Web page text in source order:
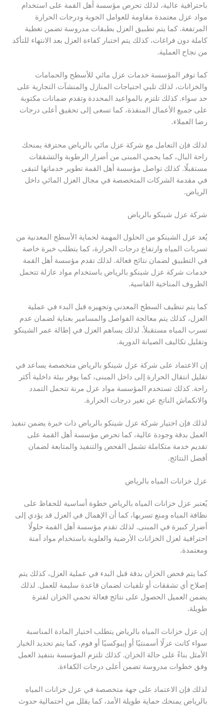
باحترافية عالية، لذلك تحرص مؤسسة أهل القمة على استخدام
مواد عزل معتمدة مقاومة للعوامل الجوية ودرجات الحرارة
المرتفعة. كما يتم تطبيق العزل بطبقات مدروسة تضمن تغطية
كاملة دون فراغات، كذلك يتم اختبار كفاءة العزل بعد الانتهاء للتأكد
من نجاح العملية.
كما توفر المؤسسة خدمات عزل مائي للأسطح والحمامات
والخزانات، لذلك تلبي احتياجات المنازل والمنشآت التجارية على
حد سواء. كذلك تلتزم بالمواعيد المحددة وتقدم ضمانات مكتوبة
على جميع الأعمال المنفذة، كما تسعى إلى تحقيق أعلى درجات
رضا العملاء.
لذلك فإن التعامل مع شركة عزل مائي بالرياض محترفة يمنحك
راحة البال، كما يحمي المبنى من أضرار الرطوبة والتشققات
مستقبلًا. كذلك تواصل مؤسسة أهل القمة تطوير خدماتها لتبقى
في مقدمة الشركات المتخصصة في مجال العزل المائي داخل
الرياض.
شركة عزل شينكو بالرياض
يُعد عزل الشينكو من الحلول المهمة لحماية الأسطح المعدنية من
تسربات المياه وارتفاع درجات الحرارة، كما يتطلب خبرة خاصة
في التطبيق لضمان نتائج فعالة. لذلك تقدم مؤسسة أهل القمة
خدمات شركة عزل شينكو بالرياض باستخدام مواد عازلة تتحمل
الظروف المناخية القاسية.
كما يتم تنظيف السطح المعدني وتجهيزه قبل البدء في عملية
العزل، كذلك يتم معالجة الفواصل والمسامير بعناية لضمان عدم
تسرب المياه مستقبلاً. لذلك يساهم العزل في إطالة عمر الشينكو
وتقليل تكاليف الصيانة الدورية.
إن الاعتماد على شركة عزل شينكو بالرياض متخصصة يساعد في
تقليل انتقال الحرارة إلى داخل المبنى، كما يوفر بيئة داخلية أكثر
راحة. كذلك تستخدم المؤسسة مواد عزل مرنة تتحمل التمدد
والانكماش الناتج عن تغير درجات الحرارة.
لذلك فإن اختيار شركة عزل شينكو بالرياض ذات خبرة يضمن تنفيذ
العمل بدقة وجودة عالية، كما تحرص مؤسسة أهل القمة على
تقديم خدمة متكاملة تشمل الفحص والتنفيذ والمتابعة لضمان
أفضل النتائج.
عزل خزانات المياه بالرياض
يُعتبر عزل خزانات المياه بالرياض خطوة أساسية للحفاظ على
نظافة المياه ومنع تسربها، كما أن الإهمال في العزل قد يؤدي إلى
أضرار كبيرة في المبنى. لذلك تقدم مؤسسة أهل القمة حلولًا
احترافية لعزل الخزانات الأرضية والعلوية باستخدام مواد آمنة
ومعتمدة.
كما يتم فحص الخزان بدقة قبل البدء في عملية العزل، كذلك يتم
إصلاح أي تشققات أو تلفيات لضمان قاعدة سليمة للعمل. لذلك
يضمن العميل الحصول على نتائج فعالة تحمي الخزان لفترة
طويلة.
إن عزل خزانات المياه بالرياض يتطلب اختيار المادة المناسبة
سواء كانت عزلًا أسمنتيًا أو إيبوكسيًا أو فوم، كما يتم تحديد الخيار
الأمثل بناءً على حالة الخزان. كذلك تلتزم المؤسسة بتنفيذ العمل
وفق خطوات مدروسة تضمن أعلى درجات الكفاءة.
لذلك فإن الاعتماد على جهة متخصصة في عزل خزانات المياه
بالرياض يمنحك حماية طويلة الأمد، كما يقلل من احتمالية حدوث